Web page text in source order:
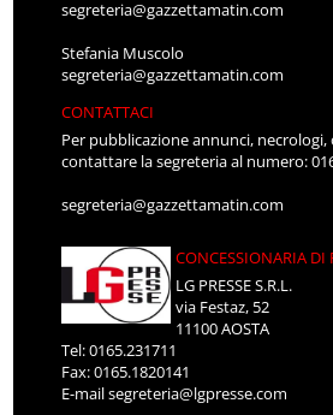
segreteria@gazzettamatin.com
Stefania Muscolo
segreteria@gazzettamatin.com
CONTATTACI
Per pubblicazione annunci,
contattare la segreteria al numero:
segreteria@gazzettamatin.com
CONCESSIONARIA DI
LG PRESSE S.R.L.
via Festaz, 52
11100 AOSTA
Tel: 0165.231711
Fax: 0165.1820141
E-mailsegreteria@lgpresse.com